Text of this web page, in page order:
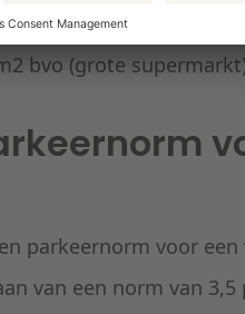
gerekend moeten
bvo (grote
parkeernorm voor
van een norm van